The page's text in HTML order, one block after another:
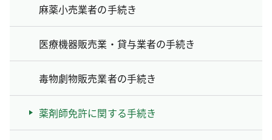
麻薬小売業者の手続き
医療機器販売業・貸与業者の手続き
毒物劇物販売業者の手続き
薬剤師免許に関する手続き